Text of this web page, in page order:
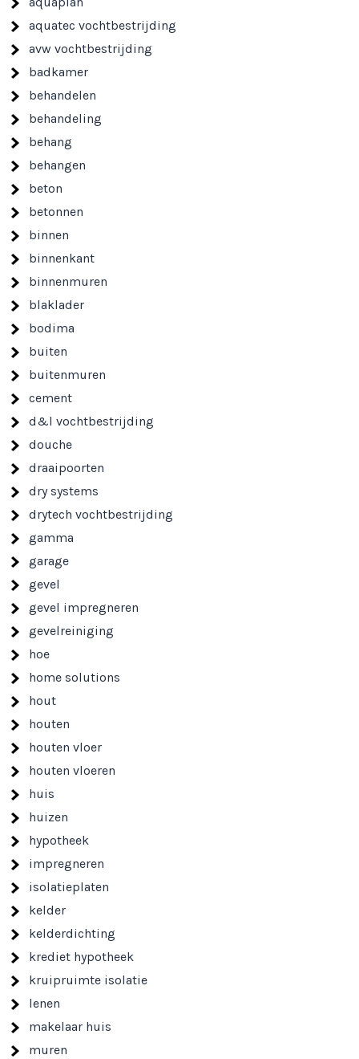
aquatec vochtbestrijding
avw vochtbestrijding
badkamer
behandelen
behandeling
behang
behangen
beton
betonnen
binnen
binnenkant
binnenmuren
blaklader
bodima
buiten
buitenmuren
cement
d&l vochtbestrijding
douche
draaipoorten
dry systems
drytech vochtbestrijding
gamma
garage
gevel
gevel impregneren
gevelreiniging
hoe
home solutions
hout
houten
houten vloer
houten vloeren
huis
huizen
hypotheek
impregneren
isolatieplaten
kelder
kelderdichting
krediet hypotheek
kruipruimte isolatie
lenen
makelaar huis
muren